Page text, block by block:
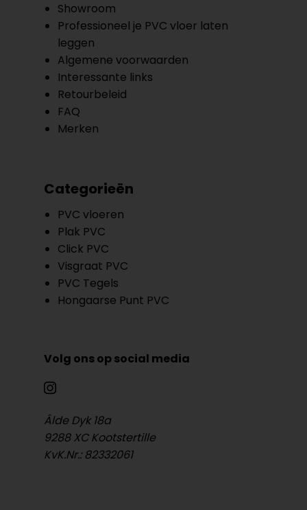
Showroom
Professioneel je PVC vloer laten
leggen
Algemene voorwaarden
Interessante links
Retourbeleid
FAQ
Merken
Categorieën
PVC vloeren
Plak PVC
Click PVC
Visgraat PVC
PVC Tegels
Hongaarse Punt PVC
Volg ons op social media
Âlde Dyk 18a
9288 XC Kootstertille
KvK.Nr.: 82332061